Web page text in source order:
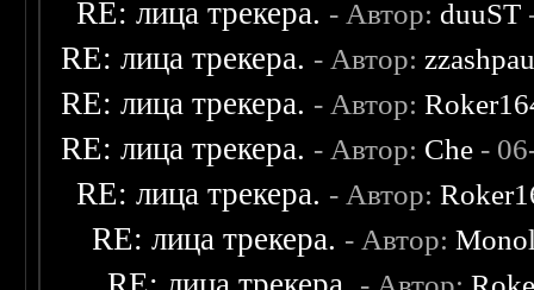
RE: лица трекера. - Автор: duuST
RE: лица трекера. - Автор:
RE: лица трекера. - Автор:
RE: лица трекера. - Автор: Che -
RE: лица трекера. - Автор:
RE: лица трекера. - Автор: